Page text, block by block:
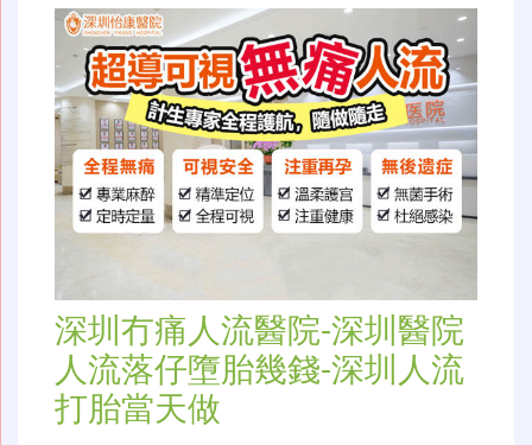
深圳冇痛人流醫院-深圳醫院
人流落仔墮胎幾錢-深圳人流
打胎當天做